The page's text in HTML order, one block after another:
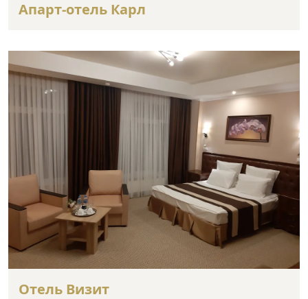
Апарт-отель Карл
Отель Визит